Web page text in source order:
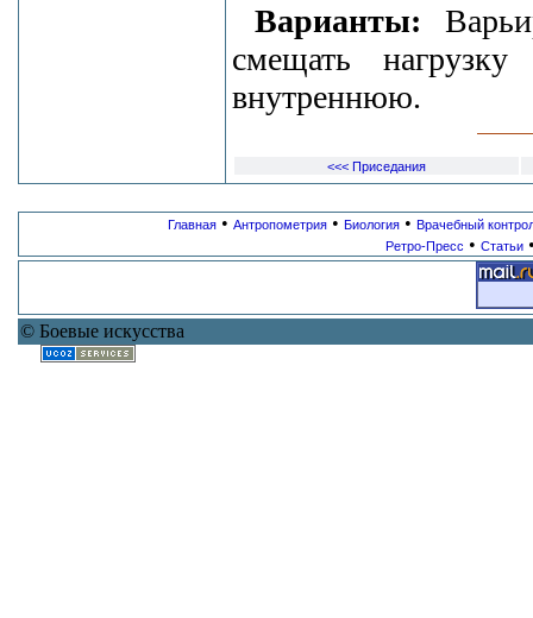
Варианты:
смещать
внутреннюю.
<<< Приседания
Главная • Антропометрия • Биология • Врачебный
Ретро-Пресс • Статьи
© Боевые искусства